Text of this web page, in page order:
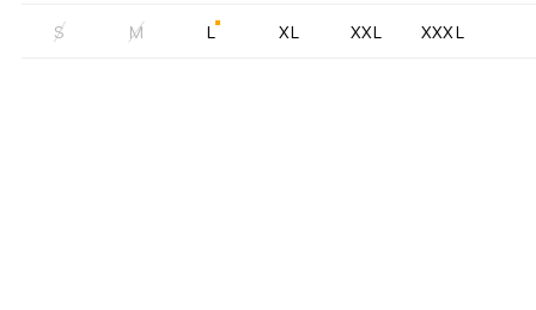
S M L XL XXL XXXL